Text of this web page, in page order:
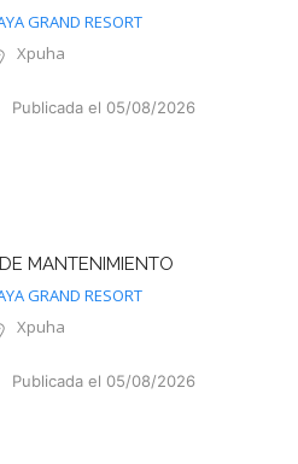
GRAND RESORT
Xpuha
Publicada el 05/08/2026
MANTENIMIENTO
GRAND RESORT
Xpuha
Publicada el 05/08/2026